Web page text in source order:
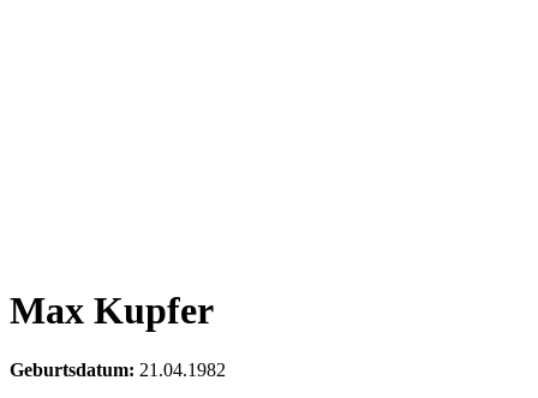
Max Kupfer
Geburtsdatum: 21.04.1982